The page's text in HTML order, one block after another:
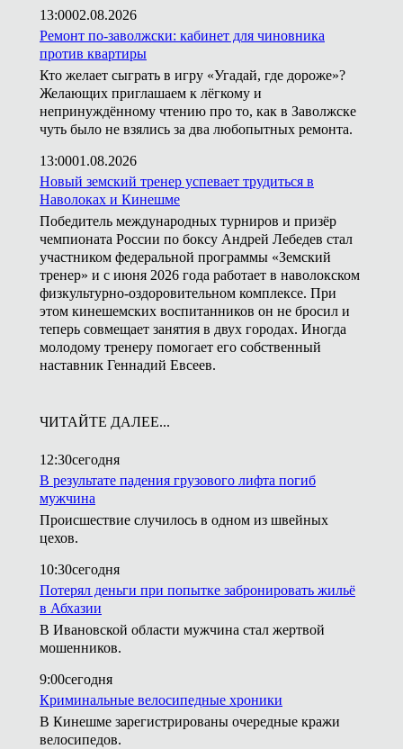
13:0002.08.2026
Ремонт по-заволжски: кабинет для чиновника
против квартиры
Кто желает сыграть в игру «Угадай, где дороже»?
Желающих приглашаем к лёгкому и
непринуждённому чтению про то, как в Заволжске
чуть было не взялись за два любопытных ремонта.
13:0001.08.2026
Новый земский тренер успевает трудиться в
Наволоках и Кинешме
Победитель международных турниров и призёр
чемпионата России по боксу Андрей Лебедев стал
участником федеральной программы «Земский
тренер» и с июня 2026 года работает в наволокском
физкультурно-оздоровительном комплексе. При
этом кинешемских воспитанников он не бросил и
теперь совмещает занятия в двух городах. Иногда
молодому тренеру помогает его собственный
наставник Геннадий Евсеев.
ЧИТАЙТЕ ДАЛЕЕ...
12:30сегодня
В результате падения грузового лифта погиб
мужчина
Происшествие случилось в одном из швейных
цехов.
10:30сегодня
Потерял деньги при попытке забронировать жильё
в Абхазии
В Ивановской области мужчина стал жертвой
мошенников.
9:00сегодня
Криминальные велосипедные хроники
В Кинешме зарегистрированы очередные кражи
велосипедов.